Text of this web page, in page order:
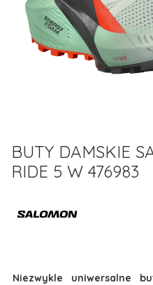
BUTY DAMSKIE
RIDE 5 W 476983
Niezwykle uniwersalne